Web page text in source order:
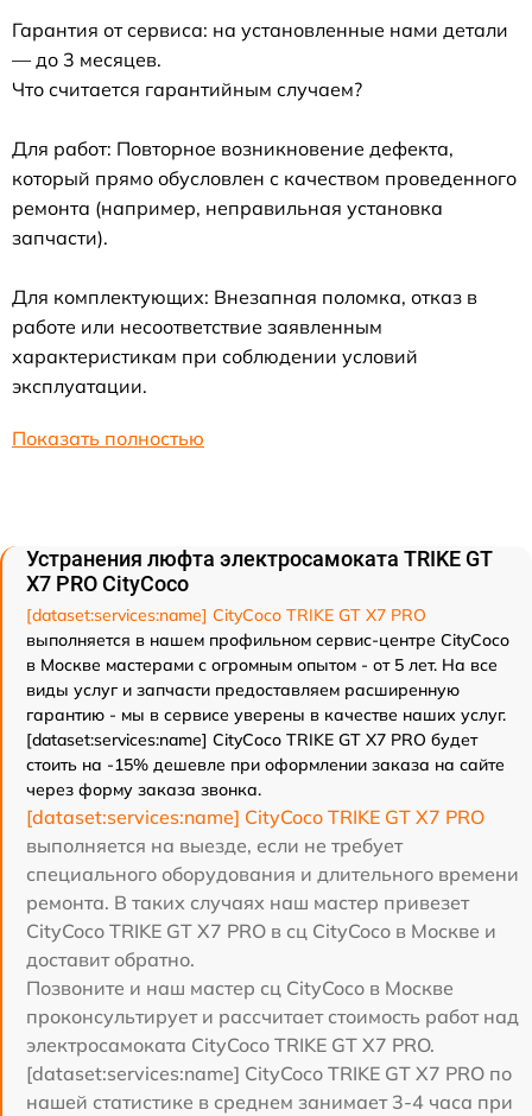
Гарантия от сервиса: на установленные нами детали
— до 3 месяцев.
Что считается гарантийным случаем?
Для работ: Повторное возникновение дефекта,
который прямо обусловлен с качеством проведенного
ремонта (например, неправильная установка
запчасти).
Для комплектующих: Внезапная поломка, отказ в
работе или несоответствие заявленным
характеристикам при соблюдении условий
эксплуатации.
Показать полностью
Устранения люфта электросамоката TRIKE GT
X7 PRO CityCoco
[dataset:services:name] CityCoco TRIKE GT X7 PRO
выполняется в нашем профильном сервис-центре CityCoco
в Москве мастерами с огромным опытом - от 5 лет. На все
виды услуг и запчасти предоставляем расширенную
гарантию - мы в сервисе уверены в качестве наших услуг.
[dataset:services:name] CityCoco TRIKE GT X7 PRO будет
стоить на -15% дешевле при оформлении заказа на сайте
через форму заказа звонка.
[dataset:services:name] CityCoco TRIKE GT X7 PRO
выполняется на выезде, если не требует
специального оборудования и длительного времени
ремонта. В таких случаях наш мастер привезет
CityCoco TRIKE GT X7 PRO в сц CityCoco в Москве и
доставит обратно.
Позвоните и наш мастер сц CityCoco в Москве
проконсультирует и рассчитает стоимость работ над
электросамоката CityCoco TRIKE GT X7 PRO.
[dataset:services:name] CityCoco TRIKE GT X7 PRO по
нашей статистике в среднем занимает 3-4 часа при